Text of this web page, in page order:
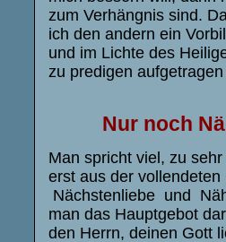
zum Verhängnis sind.
ich den andern ein
und im Lichte des
zu predigen
Nur noch
Man spricht viel, zu
erst aus der
Nächstenliebe und
man das Hauptgebot
den Herrn, deinen Gott